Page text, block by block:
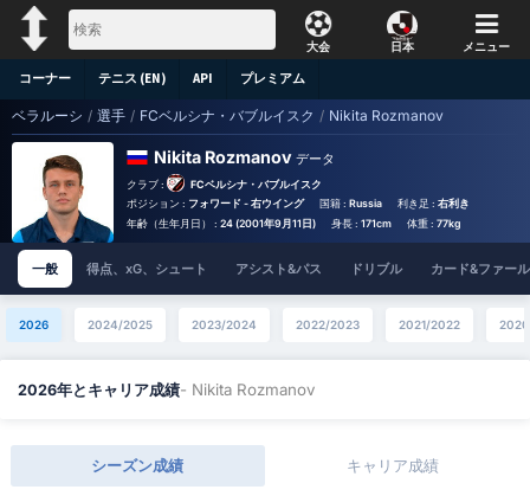
大会 日本 メニュー
コーナー テニス (EN) API プレミアム
ベラルーシ / 選手 / FCベルシナ・バブルイスク / Nikita Rozmanov
Nikita Rozmanov データ
クラブ :
FCベルシナ・バブルイスク
ポジション : フォワード - 右ウイング 国籍 : Russia 利き足 : 右利き
年齢（生年月日） : 24 (2001年9月11日) 身長 : 171cm 体重 : 77kg
一般 得点、xG、シュート アシスト&パス ドリブル カード&ファール
2026 2024/2025 2023/2024 2022/2023 2021/2022
2026年とキャリア成績- Nikita Rozmanov
シーズン成績 キャリア成績